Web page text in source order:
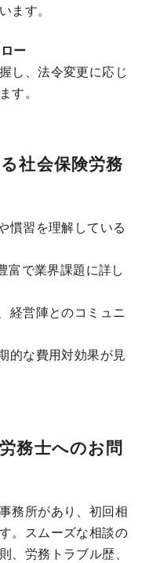
ます。
ー
し、法令変更に応じ
す。
社会保険労務
慣習を理解している
富で業界課題に詳し
経営陣とのコミュニ
的な費用対効果が見
務士へのお問
務所があり、初回相
。スムーズな相談の
、労務トラブル歴、